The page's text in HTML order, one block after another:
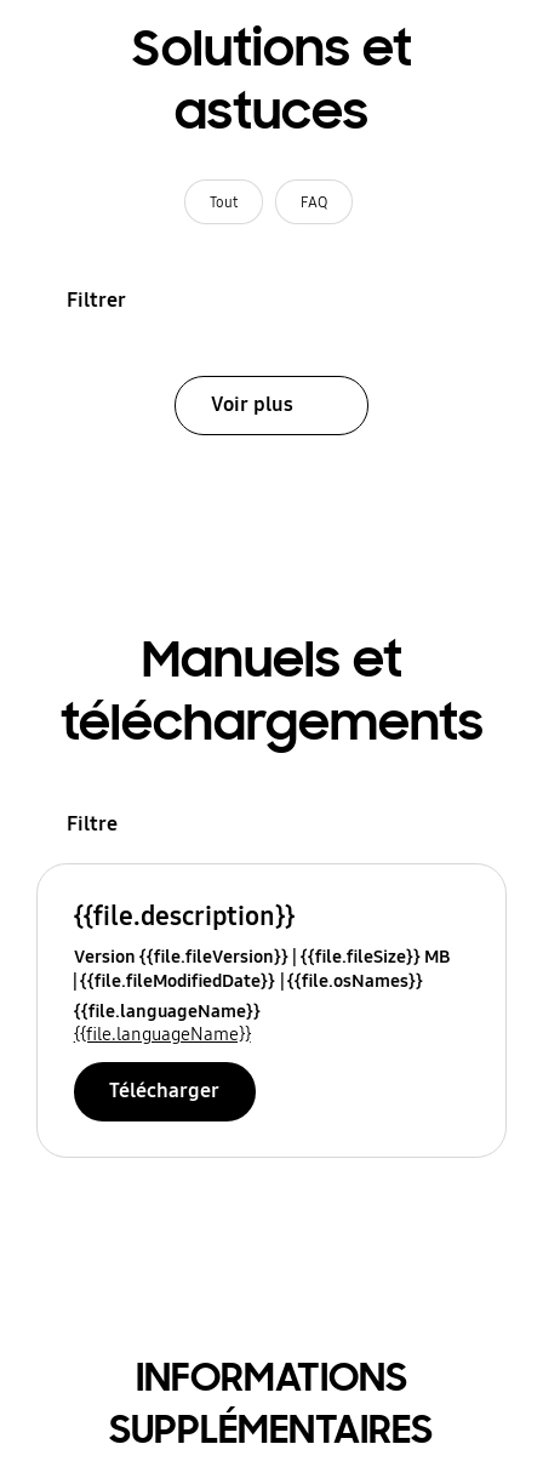
Solutions et
astuces
Tout FAQ
Filtrer
Voir plus
Manuels et
téléchargements
Filtre
{{file.description}}
Version {{file.fileVersion}} {{file.fileSize}} MB
{{file.fileModifiedDate}} {{file.osNames}}
{{file.languageName}}
{{file.languageName}}
Télécharger
INFORMATIONS
SUPPLÉMENTAIRES